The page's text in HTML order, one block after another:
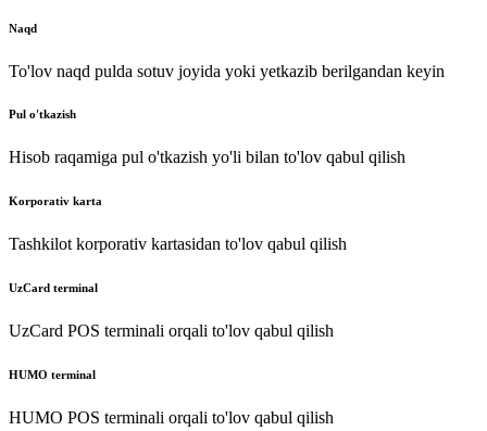
Naqd
To'lov naqd pulda sotuv joyida yoki yetkazib berilgandan keyin
Pul o'tkazish
Hisob raqamiga pul o'tkazish yo'li bilan to'lov qabul qilish
Korporativ karta
Tashkilot korporativ kartasidan to'lov qabul qilish
UzCard terminal
UzCard POS terminali orqali to'lov qabul qilish
HUMO terminal
HUMO POS terminali orqali to'lov qabul qilish